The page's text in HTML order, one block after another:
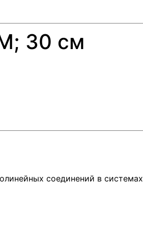
30 см
соединений в системах